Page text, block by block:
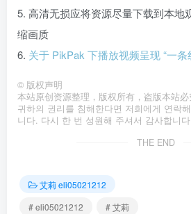
5. 高清无损应将资源尽量下载到本地
缩画质
6. 关于 PikPak 下播放视频呈现 “一
© 版权声明
本站原创资源整理，版权所有，盗版本站
귀하의 권리를 침해한다면 저희에게 연락
니다. 다시 한 번 성원해 주셔서 감사합니다!
THE END
艾莉 eli05021212
# eli05021212
# 艾莉